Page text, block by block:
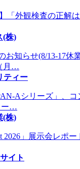
「外観検査の正解
(株)
お知らせ(8/13-17休
月…
ティー
Aシリーズ」、
ー…
(株)
2026」展示会レポ
イト